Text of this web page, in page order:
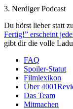
3. Nerdiger Podcast
Du hörst lieber statt
Fertig!” erscheint
gibt dir die volle
FAQ
Spoiler-Statut
Filmlexikon
Über
Das Team
Mitmachen